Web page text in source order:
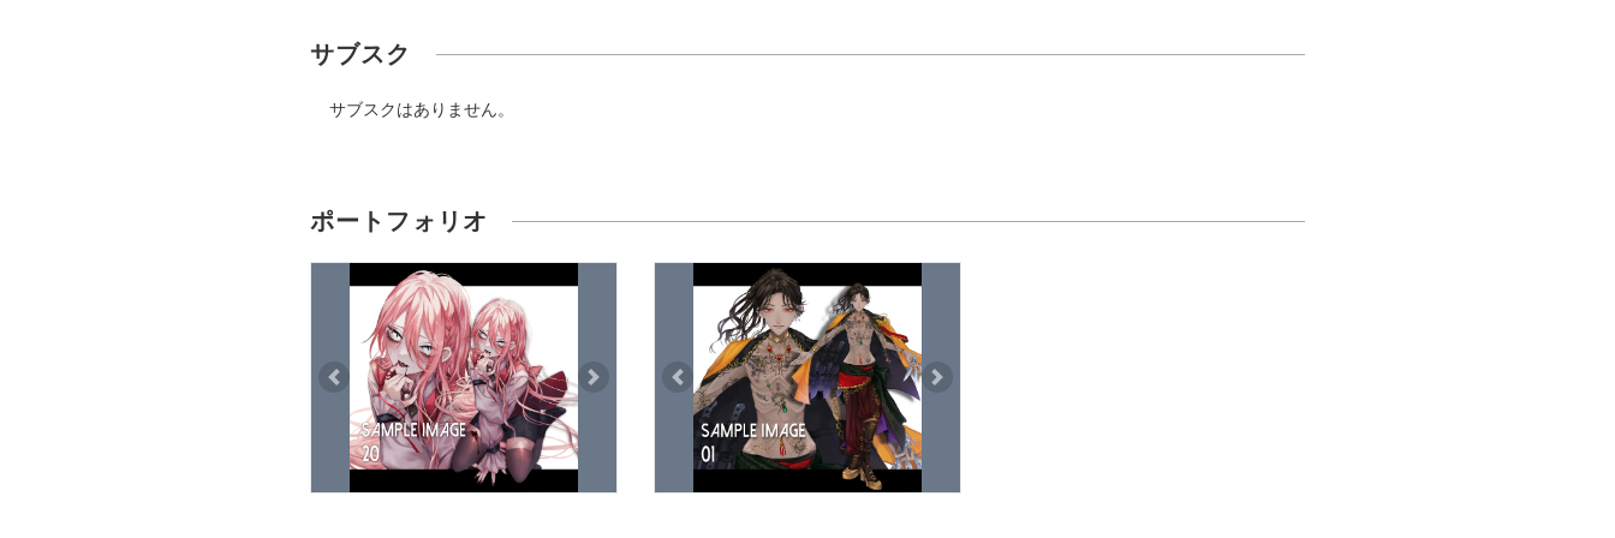
サブスク
サブスクはありません。
ポートフォリオ
Previous Next Previous Next